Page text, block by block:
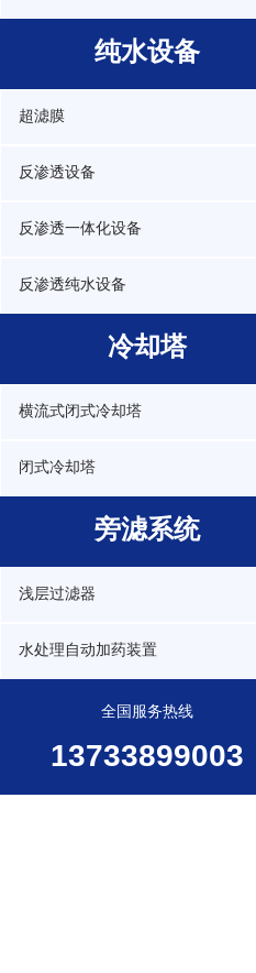
纯水设备
超滤膜
反渗透设备
反渗透一体化设备
反渗透纯水设备
冷却塔
横流式闭式冷却塔
闭式冷却塔
旁滤系统
浅层过滤器
水处理自动加药装置
全国服务热线
13733899003